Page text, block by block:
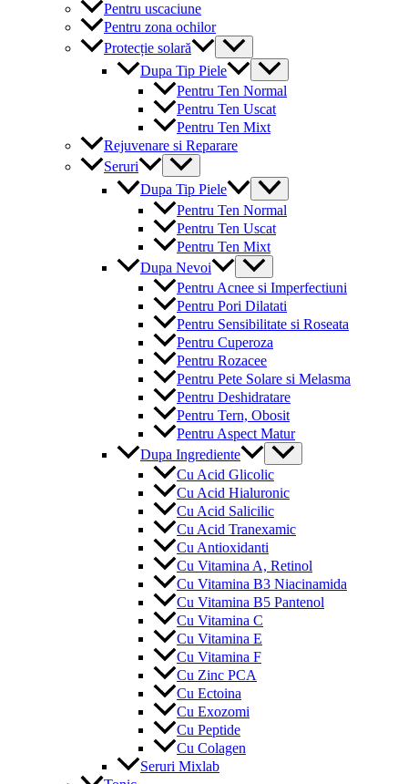
Pentru uscaciune
Pentru zona ochilor
Protecție solară
Menu
Toggle
Dupa Tip Piele
Menu
Toggle
Pentru Ten Normal
Pentru Ten Uscat
Pentru Ten Mixt
Rejuvenare si Reparare
Seruri
Menu
Toggle
Dupa Tip Piele
Menu
Toggle
Pentru Ten Normal
Pentru Ten Uscat
Pentru Ten Mixt
Dupa Nevoi
Menu
Toggle
Pentru Acnee si Imperfectiuni
Pentru Pori Dilatati
Pentru Sensibilitate si Roseata
Pentru Cuperoza
Pentru Rozacee
Pentru Pete Solare si Melasma
Pentru Deshidratare
Pentru Tern, Obosit
Pentru Aspect Matur
Dupa Ingrediente
Menu
Toggle
Cu Acid Glicolic
Cu Acid Hialuronic
Cu Acid Salicilic
Cu Acid Tranexamic
Cu Antioxidanti
Cu Vitamina A, Retinol
Cu Vitamina B3 Niacinamida
Cu Vitamina B5 Pantenol
Cu Vitamina C
Cu Vitamina E
Cu Vitamina F
Cu Zinc PCA
Cu Ectoina
Cu Exozomi
Cu Peptide
Cu Colagen
Seruri Mixlab